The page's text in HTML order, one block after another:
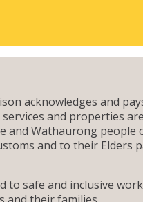
acknowledges and
and properties
Wathaurong people
and to their Elders
to safe and inclusive